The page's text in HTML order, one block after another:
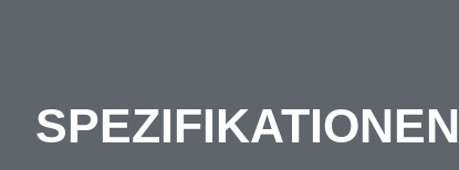
SPEZIFIKATIONEN